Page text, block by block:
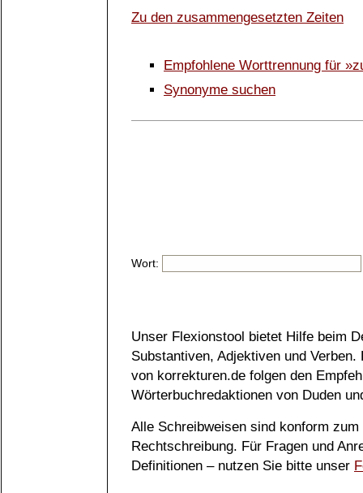
Zu den zusammengesetzten Zeiten
Empfohlene Worttrennung für
Synonyme suchen
Wort:
Unser Flexionstool bietet Hilfe beim
Substantiven, Adjektiven und
von korrekturen.de folgen den
Wörterbuchredaktionen von Duden
Alle Schreibweisen sind konform
Rechtschreibung. Für Fragen und
Definitionen – nutzen Sie bitte unser